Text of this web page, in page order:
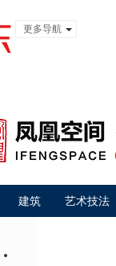
更多导航
建筑 艺术技法